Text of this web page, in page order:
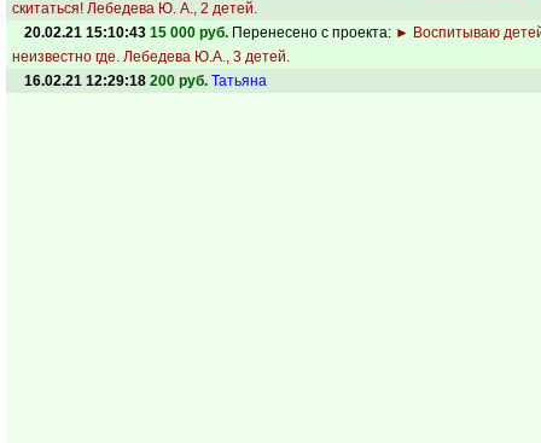
скитаться! Лебедева Ю. А., 2 детей.
20.02.21 15:10:43 15 000 руб. Перенесено с проекта: ► Воспитываю
неизвестно где. Лебедева Ю.А., 3 детей.
16.02.21 12:29:18 200 руб. Татьяна